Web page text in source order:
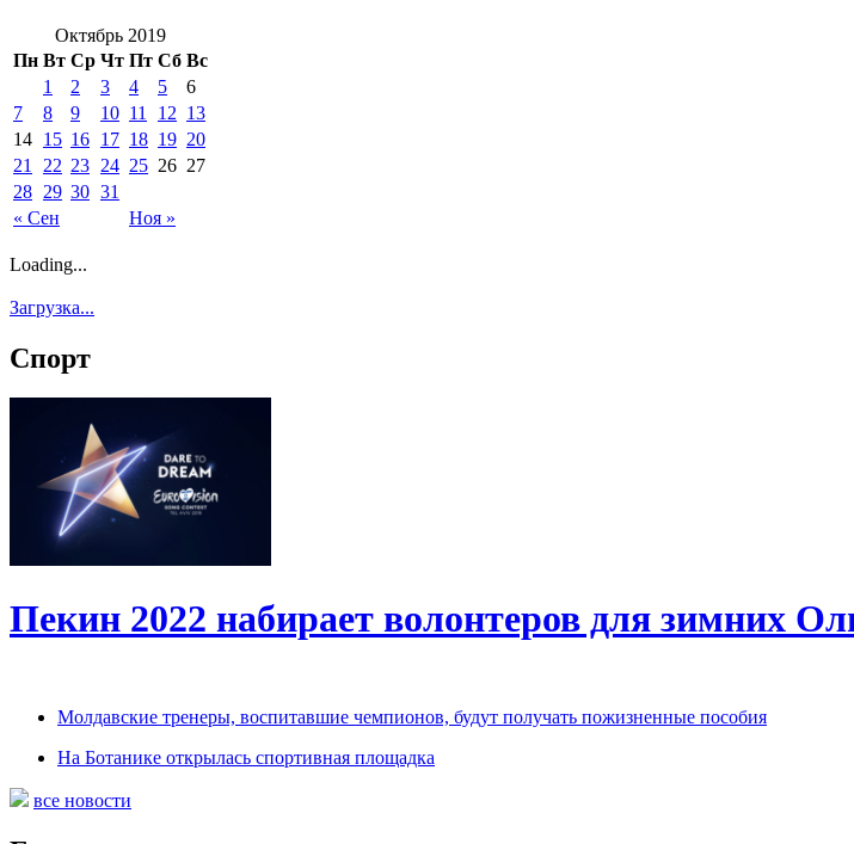
Октябрь 2019
Пн Вт Ср Чт Пт Сб Вс
« Сен Ноя »
1 2 3 4 5
6
7
8 9 10 11 12 13
14 15 16 17 18 19 20
21
22 23 24 25 26 27
28 29 30 31
Loading...
Загрузка...
Спорт
Пекин 2022 набирает волонтеров для зимних
Молдавские тренеры, воспитавшие чемпионов, будут получать пожизненные пособия
На Ботанике открылась спортивная площадка
все новости